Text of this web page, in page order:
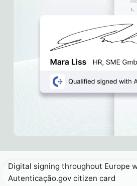
Digital signing throughout Europe
Autenticação.gov citizen card